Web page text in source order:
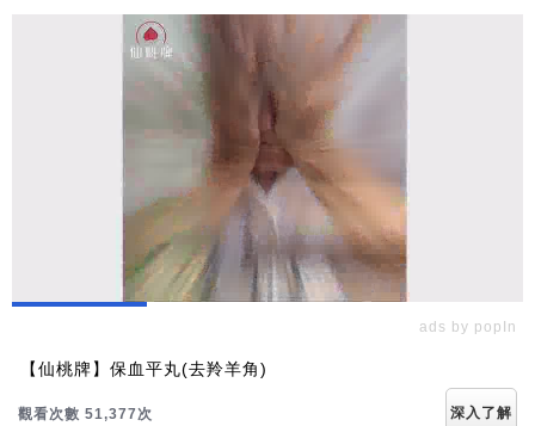
ads by popIn
【仙桃牌】保血平丸(去羚羊角)
觀看次數 51,377次 深入了解